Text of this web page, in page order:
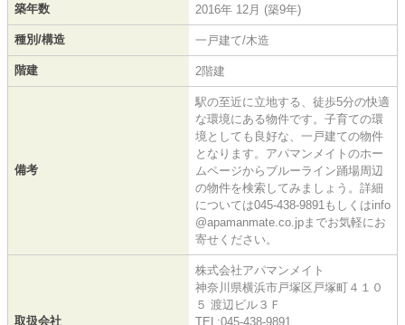
築年数 2016年 12月 (築9年)
種別/構造 一戸建て/木造
階建 2階建
備考
駅の至近に立地する、徒歩5分の快適
な環境にある物件です。子育ての環
境としても良好な、一戸建ての物件
となります。アパマンメイトのホー
ムページからブルーライン踊場周辺
の物件を検索してみましょう。詳細
については045-438-9891もしくはinfo
@apamanmate.co.jpまでお気軽にお
寄せください。
取扱会社
株式会社アパマンメイト
神奈川県横浜市戸塚区戸塚町４１０
５ 渡辺ビル３Ｆ
TEL:045-438-9891